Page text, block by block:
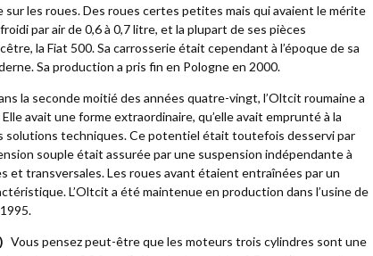
sur les roues. Des roues certes petites mais qui avaient le mérite
par air de 0,6 à 0,7 litre, et la plupart de ses pièces
la Fiat 500. Sa carrosserie était cependant à l’époque de sa
Sa production a pris fin en Pologne en 2000.
la seconde moitié des années quatre-vingt, l’Oltcit roumaine a
avait une forme extraordinaire, qu’elle avait emprunté à la
solutions techniques. Ce potentiel était toutefois desservi par
souple était assurée par une suspension indépendante à
et transversales. Les roues avant étaient entraînées par un
L’Oltcit a été maintenue en production dans l’usine de
Vous pensez peut-être que les moteurs trois cylindres sont une